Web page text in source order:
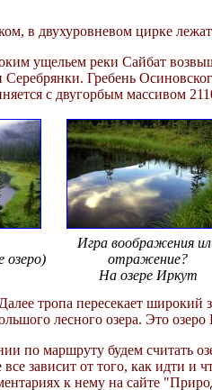
в двухуровневом цирке
ущельем реки Сайбат
Серебрянки. Гребень
с двугорбым массивом
озеро)
Игра воображения
отражение?
На озере Иркут
тропа пересекает широкий
лесного озера. Это
по маршруту будем считать
зависит от того, как идти и
к нему на сайте